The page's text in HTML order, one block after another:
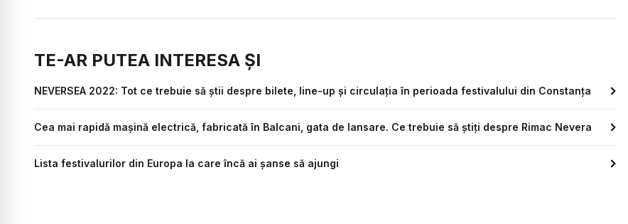
TE-AR PUTEA INTERESA ȘI
NEVERSEA 2022: Tot ce trebuie să știi despre bilete, line-up și circulația în perioada festivalului din Constanța
Cea mai rapidă mașină electrică, fabricată în Balcani, gata de lansare. Ce trebuie să știți despre Rimac Nevera
Lista festivalurilor din Europa la care încă ai șanse să ajungi